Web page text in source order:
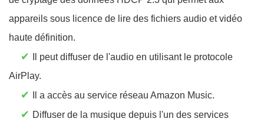
appareils sous licence de lire des fichiers audio et vidéo
haute définition.
✔
Il peut diffuser de l'audio en utilisant le protocole
AirPlay.
✔ Il a accès au service réseau Amazon Music.
✔ Diffuser de la musique depuis l'un des services